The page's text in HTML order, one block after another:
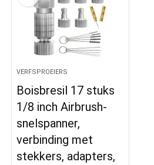
VERFSPROEIERS
Boisbresil 17 stuks
1/8 inch Airbrush-
snelspanner,
verbinding met
stekkers, adapters,